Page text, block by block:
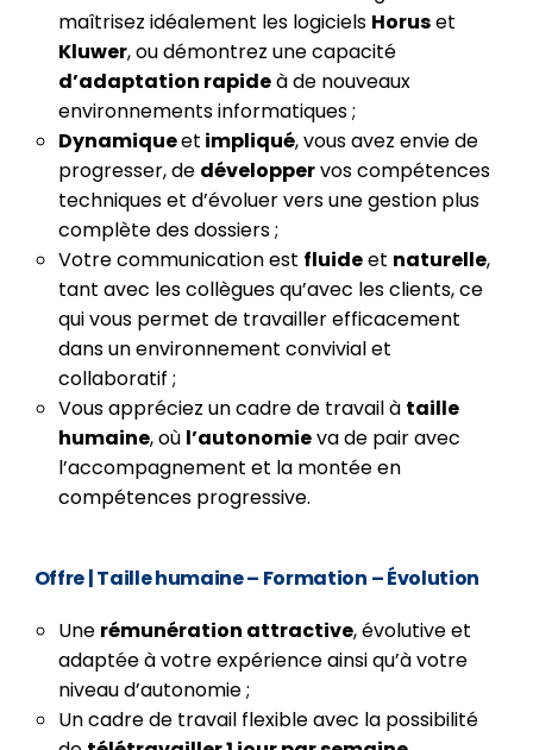
maîtrisez idéalement les logiciels Horuset
Kluwer, ou démontrez une capacité
d’adaptation rapideà de nouveaux
environnements informatiques ;
Dynamiqueet impliqué, vous avez envie de
progresser, de développervos compétences
techniques et d’évoluer vers une gestion plus
complète des dossiers ;
Votre communication est fluideet naturelle,
tant avec les collègues qu’avec les clients, ce
qui vous permet de travailler efficacement
dans un environnement convivial et
collaboratif ;
Vous appréciez un cadre de travail à taille
humaine, où l’autonomieva de pair avec
l’accompagnement et la montée en
compétences progressive.
Offre| Taille humaine – Formation – Évolution
Une rémunération attractive, évolutive et
adaptée à votre expérience ainsi qu’à votre
niveau d’autonomie ;
Un cadre de travail flexible avec la possibilité